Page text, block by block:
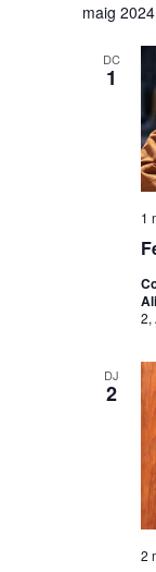
maig 2024
DC
1
1
2,
DJ
2
2